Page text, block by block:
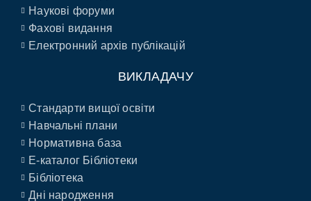
Наукові форуми
Фахові видання
Електронний архів публікацій
ВИКЛАДАЧУ
Стандарти вищої освіти
Навчальні плани
Нормативна база
E-каталог Бібліотеки
Бібліотека
Дні народження